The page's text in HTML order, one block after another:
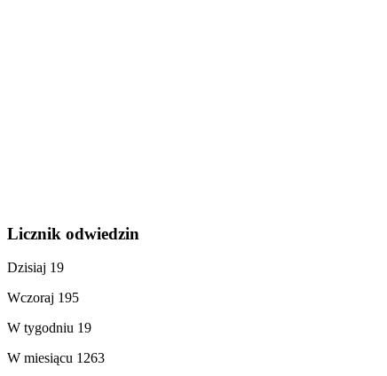
Licznik odwiedzin
Dzisiaj 19
Wczoraj 195
W tygodniu 19
W miesiącu 1263